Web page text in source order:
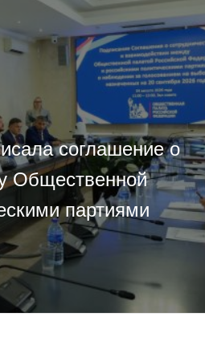
соглашение о
Общественной
партиями